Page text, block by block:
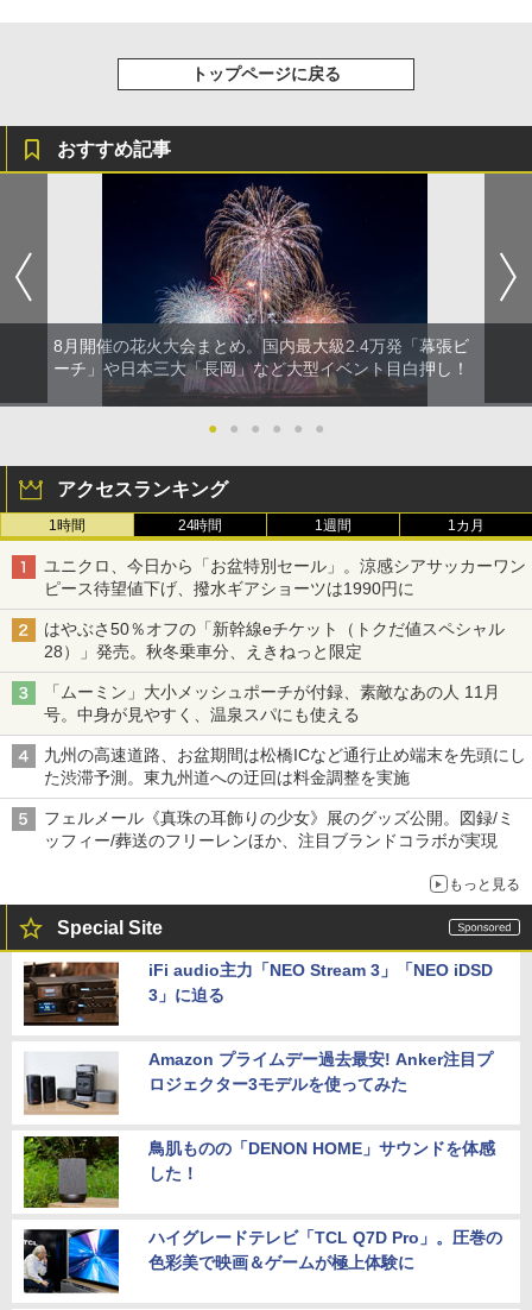
トップページに戻る
おすすめ記事
8月開催の花火大会まとめ。国内最大級2.4万発「幕張ビ
ーチ」や日本三大「長岡」など大型イベント目白押し！
● ● ● ● ● ●
アクセスランキング
1時間 24時間 1週間 1カ月
ユニクロ、今日から「お盆特別セール」。涼感シアサッカーワン
ピース待望値下げ、撥水ギアショーツは1990円に
はやぶさ50％オフの「新幹線eチケット（トクだ値スペシャル
28）」発売。秋冬乗車分、えきねっと限定
「ムーミン」大小メッシュポーチが付録、素敵なあの人 11月
号。中身が見やすく、温泉スパにも使える
九州の高速道路、お盆期間は松橋ICなど通行止め端末を先頭にし
た渋滞予測。東九州道への迂回は料金調整を実施
フェルメール《真珠の耳飾りの少女》展のグッズ公開。図録/ミ
ッフィー/葬送のフリーレンほか、注目ブランドコラボが実現
もっと見る
Special Site
iFi audio主力「NEO Stream 3」「NEO iDSD
3」に迫る
Amazon プライムデー過去最安! Anker注目プ
ロジェクター3モデルを使ってみた
鳥肌ものの「DENON HOME」サウンドを体感
した！
ハイグレードテレビ「TCL Q7D Pro」。圧巻の
色彩美で映画＆ゲームが極上体験に